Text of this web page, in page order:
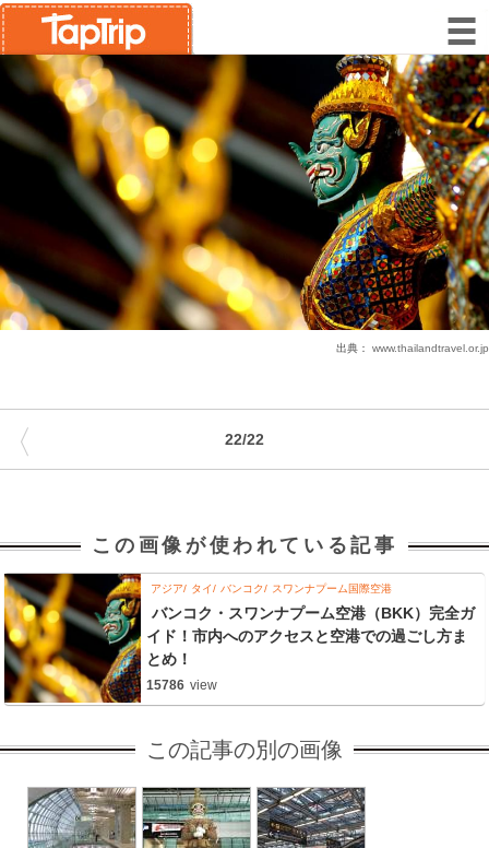
出典： www.thailandtravel.or.jp
22/22
〈
この画像が使われている記事
アジア タイ バンコク スワンナプーム国際空港
バンコク・スワンナプーム空港（BKK）完全ガ
イド！市内へのアクセスと空港での過ごし方ま
とめ！
15786 view
この記事の別の画像